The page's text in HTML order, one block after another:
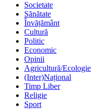
Societate
Sănătate
Învățământ
Cultură
Politic
Economic
Opinii
Agricultură/Ecologie
(Inter)Național
Timp Liber
Religie
Sport